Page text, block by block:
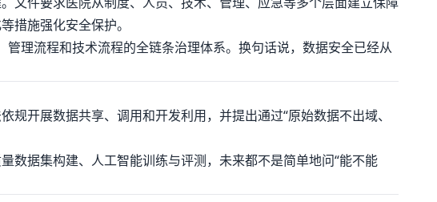
措施强化安全保护。
理流程和技术流程的全链条治理体系。换句话说，数据安全已经从
开展数据共享、调用和开发利用，并提出通过“原始数据不出域、
数据集构建、人工智能训练与评测，未来都不是简单地问“能不能